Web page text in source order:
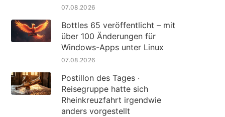
07.08.2026
Bottles 65 veröffentlicht – mit
über 100 Änderungen für
Windows-Apps unter Linux
07.08.2026
Postillon des Tages ·
Reisegruppe hatte sich
Rheinkreuzfahrt irgendwie
anders vorgestellt